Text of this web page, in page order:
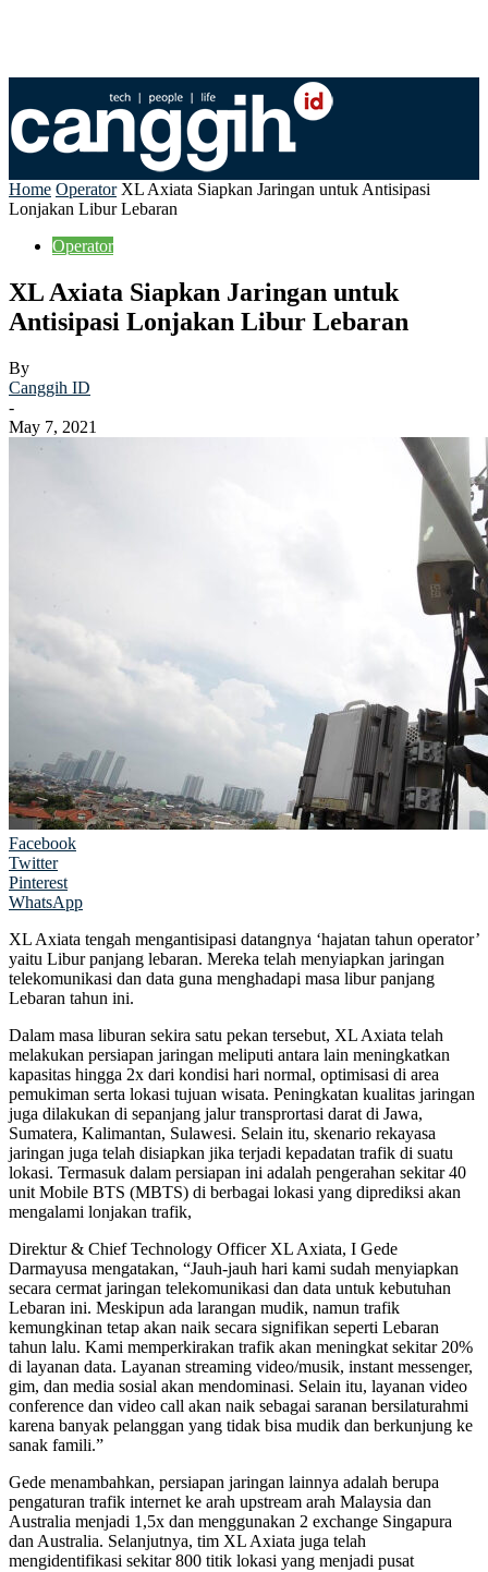
Home Operator XL Axiata Siapkan Jaringan untuk Antisipasi
Lonjakan Libur Lebaran
Operator
XL Axiata Siapkan Jaringan untuk
Antisipasi Lonjakan Libur Lebaran
By
Canggih ID
-
May 7, 2021
Facebook
Twitter
Pinterest
WhatsApp
XL Axiata tengah mengantisipasi datangnya ‘hajatan tahun operator’
yaitu Libur panjang lebaran. Mereka telah menyiapkan jaringan
telekomunikasi dan data guna menghadapi masa libur panjang
Lebaran tahun ini.
Dalam masa liburan sekira satu pekan tersebut, XL Axiata telah
melakukan persiapan jaringan meliputi antara lain meningkatkan
kapasitas hingga 2x dari kondisi hari normal, optimisasi di area
pemukiman serta lokasi tujuan wisata. Peningkatan kualitas jaringan
juga dilakukan di sepanjang jalur transprortasi darat di Jawa,
Sumatera, Kalimantan, Sulawesi. Selain itu, skenario rekayasa
jaringan juga telah disiapkan jika terjadi kepadatan trafik di suatu
lokasi. Termasuk dalam persiapan ini adalah pengerahan sekitar 40
unit Mobile BTS (MBTS) di berbagai lokasi yang diprediksi akan
mengalami lonjakan trafik,
Direktur & Chief Technology Officer XL Axiata, I Gede
Darmayusa mengatakan, “Jauh-jauh hari kami sudah menyiapkan
secara cermat jaringan telekomunikasi dan data untuk kebutuhan
Lebaran ini. Meskipun ada larangan mudik, namun trafik
kemungkinan tetap akan naik secara signifikan seperti Lebaran
tahun lalu. Kami memperkirakan trafik akan meningkat sekitar 20%
di layanan data. Layanan streaming video/musik, instant messenger,
gim, dan media sosial akan mendominasi. Selain itu, layanan video
conference dan video call akan naik sebagai saranan bersilaturahmi
karena banyak pelanggan yang tidak bisa mudik dan berkunjung ke
sanak famili.”
Gede menambahkan, persiapan jaringan lainnya adalah berupa
pengaturan trafik internet ke arah upstream arah Malaysia dan
Australia menjadi 1,5x dan menggunakan 2 exchange Singapura
dan Australia. Selanjutnya, tim XL Axiata juga telah
mengidentifikasi sekitar 800 titik lokasi yang menjadi pusat